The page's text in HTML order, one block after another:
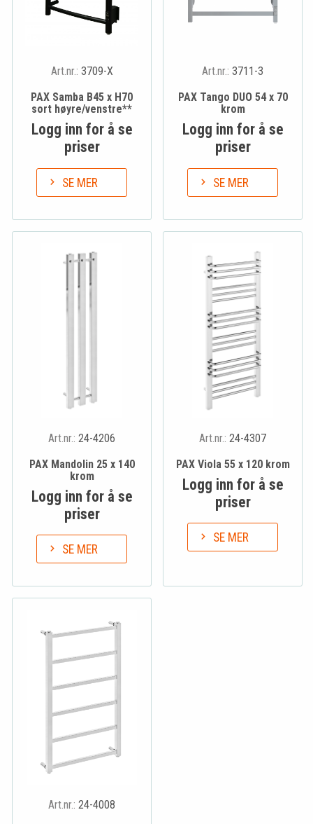
Art.nr.: 3709-X
PAX Samba B45 x H70
sort høyre/venstre**
Logg inn for å se
priser
SE MER
Art.nr.: 3711-3
PAX Tango DUO 54 x 70
krom
Logg inn for å se
priser
SE MER
Art.nr.: 24-4206
PAX Mandolin 25 x 140
krom
Logg inn for å se
priser
SE MER
Art.nr.: 24-4307
PAX Viola 55 x 120 krom
Logg inn for å se
priser
SE MER
Art.nr.: 24-4008